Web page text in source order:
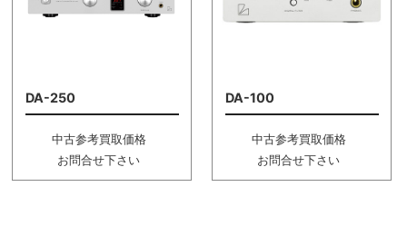
DA-250
中古参考買取価格
お問合せ下さい
DA-100
中古参考買取価格
お問合せ下さい